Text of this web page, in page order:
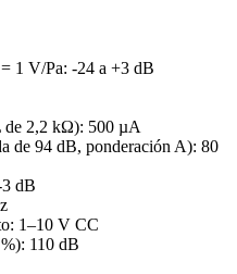
1 V/Pa: -24 a +3 dB
de 2,2 kΩ): 500 µA
de 94 dB, ponderación A): 80
dB
1–10 V CC
110 dB